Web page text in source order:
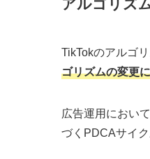
TikTok運用には、
す。
可能です。また、